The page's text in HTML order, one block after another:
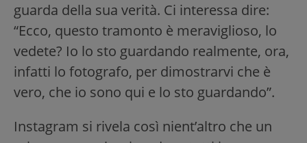
guarda della sua verità. Ci interessa dire:
“Ecco, questo tramonto è meraviglioso, lo
vedete? Io lo sto guardando realmente, ora,
infatti lo fotografo, per dimostrarvi che è
vero, che io sono qui e lo sto guardando”.
Instagram si rivela così nient’altro che un